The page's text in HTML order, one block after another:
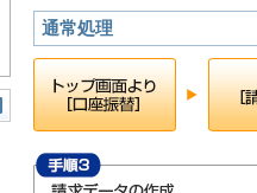
通常処理